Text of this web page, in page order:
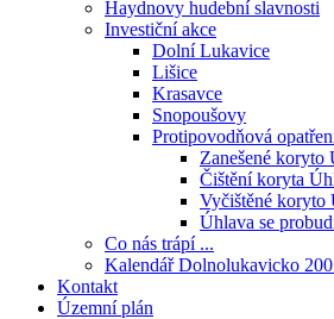
Haydnovy hudební slavnosti
Investiční akce
Dolní Lukavice
Lišice
Krasavce
Snopoušovy
Protipovodňová
Zanešené koryto
Čištění koryta
Vyčištěné koryto
Úhlava se
Co nás trápí ...
Kalendář Dolnolukavicko
Kontakt
Územní plán